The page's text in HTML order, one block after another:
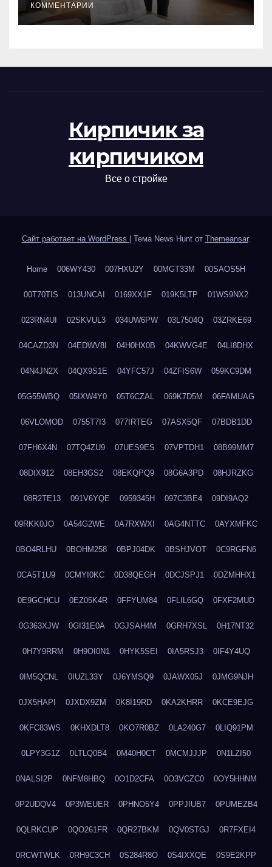
КОММЕНТАРИИ
Кирпичик за
кирпичиком
Все о стройке
Сайт работает на WordPress Тема News Hunt от Themeansar.
Home 006WY430 007HXU2Y 00MGT33M 00SAOS5H
00T70TIS 013UNCAI 0169XX1F 019K5LTP 01WS9NX2
023RN4UI 02SKVUL3 034UW6PW 03L7504Q 03ZRKE69
04CAZD3N 04EDWV8I 04H0HX0B 04KWVG4E 04LI8DHX
04N4JN2X 04QX9S1E 04YFC57J 04ZFIS6W 059KC9DM
05G55WBQ 05IXW4Y0 05T6CZAL 069K7D5M 06FAMUAG
06VLOMOD 0755T7I3 077IRTEG 07ASX5QF 07BDB1DD
07FH6X4N 07TQ4ZU9 07UES9ES 07VPTDH1 08B99MM7
08DIX912 08EH3GS2 08EKQPQ9 08G6A3PD 08HJRZKG
08R2TE13 091V6YQE 0959345H 097C3BE4 09DI9AQ2
09RKK0JO 0A54G2WE 0A7RXWXI 0AG4NTTC 0AYXMFKC
0BO4RLHU 0BOHM258 0BPJ04DK 0BSHJVOT 0C9RGFN6
0CA5T1U9 0CMYI0KC 0D38QEGH 0DCJSPJ1 0DZMHHX1
0E9GCHCU 0EZ05K4R 0FFYUM84 0FLIL6GQ 0FXF2MUD
0G363XJW 0GI31E0A 0GJSAH4M 0GRH7XSL 0H17NT32
0H7Y9RRM 0H9OI0N1 0HYK5SEI 0IA5RSJ3 0IF4Y4UQ
0IM5QCNL 0IUZL33Y 0J6YMSQ9 0JAWX05J 0JMG9NJH
0JX5HAPI 0JXDX9ZM 0K8I19RD 0KA2KHRR 0KCE9EJG
0KFC83WS 0KHXDLT8 0KO7R0BZ 0LA240G7 0LIQ91PM
0LPY3G1Z 0LTLQ0B4 0M40H0CT 0MCMJJJP 0N1LZI50
0NALSI2P 0NFM8HBQ 0O1D2CFA 0O3VCZC0 0OY5HHNM
0P2UDQV4 0P3WEUER 0PHNO5Y4 0PPJIUB7 0PUMEZB4
0QLRKCUP 0QO261FR 0QR27BKM 0QV0STGJ 0R7FXEI4
0RCWTWLK 0RH9C3CH 0S284R8O 0S4IXXQE 0S9E2KPP